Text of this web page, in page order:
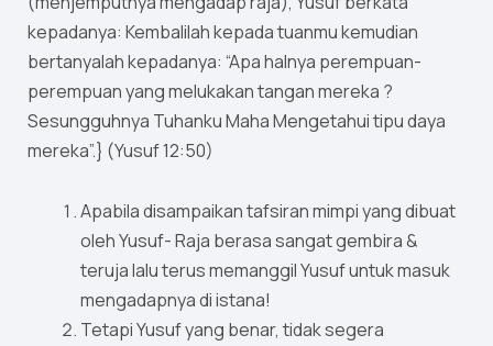
kepadanya: Kembalilah kepada tuanmu kemudian
bertanyalah kepadanya: “Apa halnya perempuan-
perempuan yang melukakan tangan mereka ?
Sesungguhnya Tuhanku Maha Mengetahui tipu daya
mereka”.} (Yusuf 12:50)
Apabila disampaikan tafsiran mimpi yang dibuat
oleh Yusuf- Raja berasa sangat gembira &
teruja lalu terus memanggil Yusuf untuk masuk
mengadapnya di istana!
Tetapi Yusuf yang benar, tidak segera